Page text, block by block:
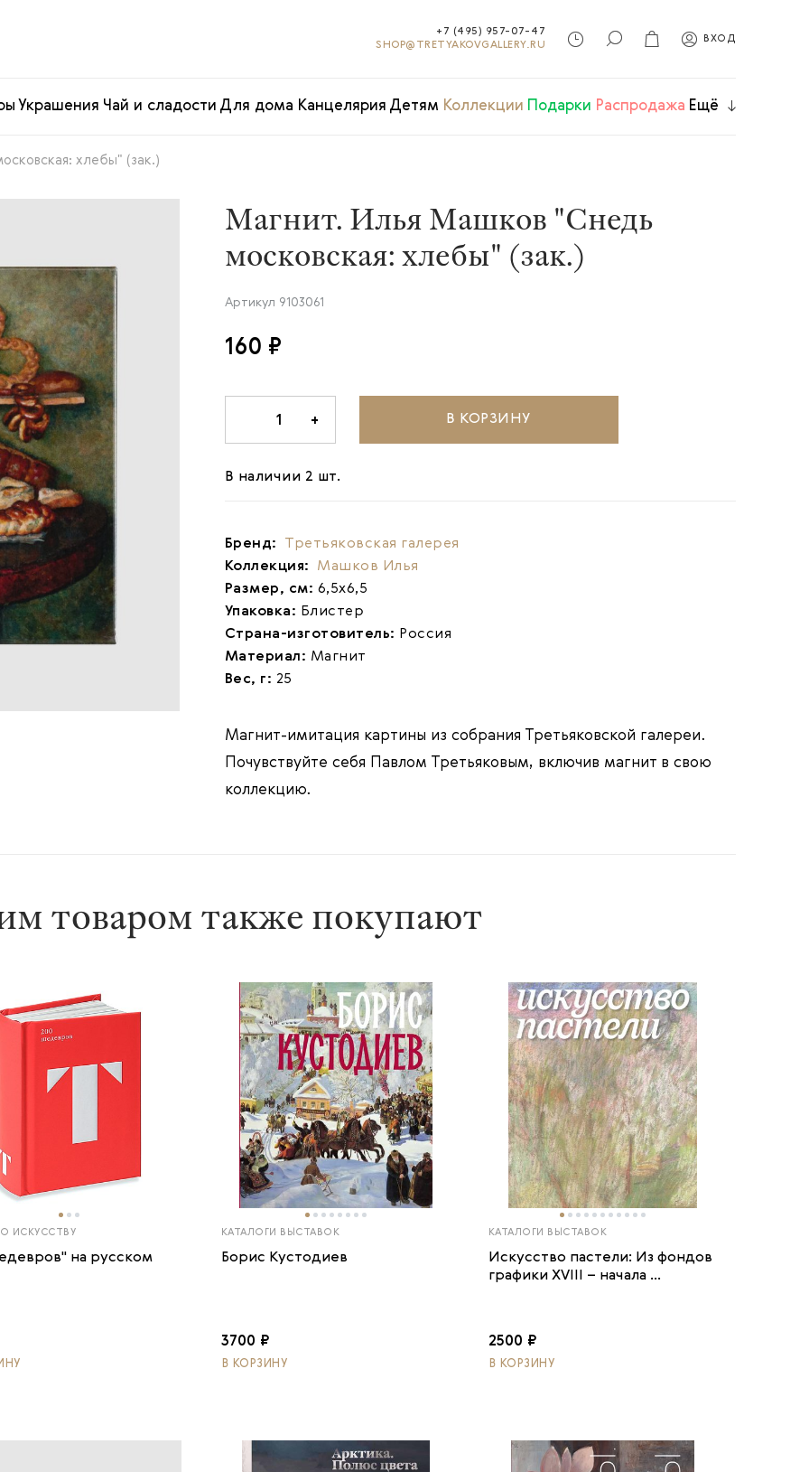
+7 (495) 957-07-47
SHOP@TRETYAKOVGALLERY.RU
ВХОД
Украшения Чай и сладости Для дома Канцелярия Детям Коллекции Подарки Распродажа Ещё
хлебы" (зак.)
Магнит. Илья Машков "Снедь
московская: хлебы" (зак.)
Артикул 9103061
160 ₽
1 + В КОРЗИНУ
В наличии 2 шт.
Бренд: Третьяковская галерея
Коллекция: Машков Илья
Размер, см: 6,5х6,5
Упаковка: Блистер
Страна-изготовитель: Россия
Материал: Магнит
Вес, г: 25
Магнит-имитация картины из собрания Третьяковской галереи.
Почувствуйте себя Павлом Третьяковым, включив магнит в свою
коллекцию.
товаром также покупают
ИСКУССТВУ
на русском
КАТАЛОГИ ВЫСТАВОК
Борис Кустодиев
3700 ₽
В КОРЗИНУ
КАТАЛОГИ ВЫСТАВОК
Искусство пастели: Из фондов
графики XVIII – начала ...
2500 ₽
В КОРЗИНУ